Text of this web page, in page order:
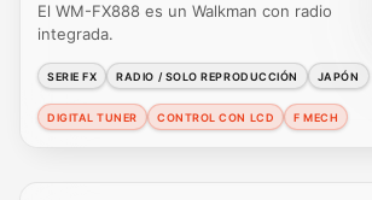
El WM-FX888 es un Walkman con radio
integrada.
SERIE FX RADIO / SOLO REPRODUCCIÓN JAPÓN
DIGITAL TUNER CONTROL CON LCD F MECH